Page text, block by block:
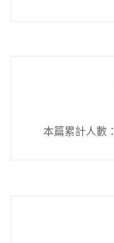
本篇累計人數：